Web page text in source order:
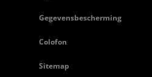
Gegevensbescherming
Colofon
Sitemap